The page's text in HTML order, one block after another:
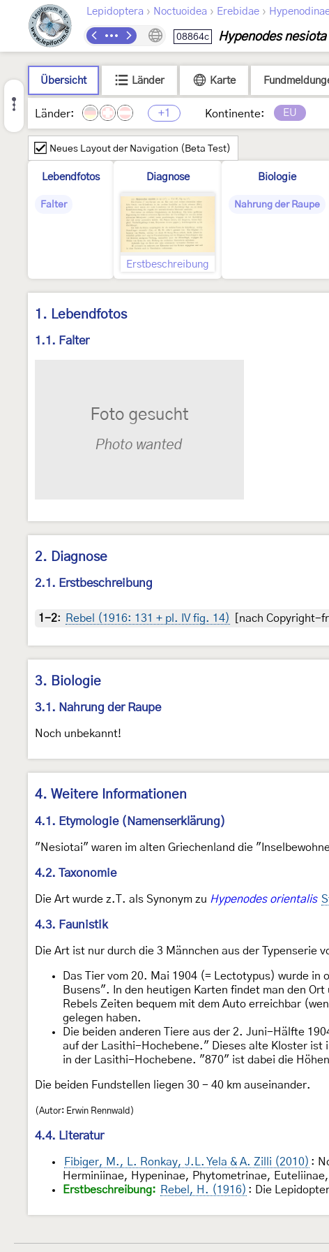
Lepidoptera › Noctuoidea › Erebidae ›
08864c Hypenodes nesiota
Übersicht Länder Karte
Länder: +1 Kontinente: EU
Neues Layout der Navigation (Beta Test)
Lebendfotos
Falter
Diagnose
Erstbeschreibung
Biologie
Nahrung der Raupe
1. Lebendfotos
1.1. Falter
2. Diagnose
2.1. Erstbeschreibung
1-2: Rebel (1916: 131 + pl. IV fig. 14) [nach Copyright-
3. Biologie
3.1. Nahrung der Raupe
Noch unbekannt!
4. Weitere Informationen
4.1. Etymologie (Namenserklärung)
"Nesiotai" waren im alten Griechenland die
4.2. Taxonomie
Die Art wurde z.T. als Synonym zu Hypenodes orientalis
4.3. Faunistik
Die Art ist nur durch die 3 Männchen aus der Typenserie
Das Tier vom 20. Mai 1904 (= Lectotypus) wurde
Busens". In den heutigen Karten findet man den
Rebels Zeiten bequem mit dem Auto erreichbar
gelegen haben.
Die beiden anderen Tiere aus der 2. Juni-Hälfte
auf der Lasithi-Hochebene." Dieses alte Kloster ist
in der Lasithi-Hochebene. "870" ist dabei die
Die beiden Fundstellen liegen 30 - 40 km auseinander.
(Autor: Erwin Rennwald)
4.4. Literatur
Fibiger, M., L. Ronkay, J.L. Yela & A. Zilli (2010) :
Herminiinae, Hypeninae, Phytometrinae,
Erstbeschreibung: Rebel, H. (1916) : Die